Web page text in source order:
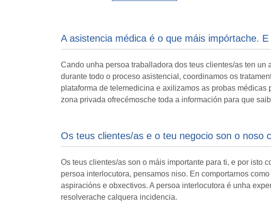
A asistencia médica é o que máis impórtache.
Cando unha persoa traballadora dos teus clientes/as ten
durante todo o proceso asistencial, coordinamos os
plataforma de telemedicina e axilizamos as probas
zona privada ofrecémosche toda a información para que
Os teus clientes/as e o teu negocio son o noso
Os teus clientes/as son o máis importante para ti, e por isto
persoa interlocutora, pensamos niso. En comportarnos
aspiracións e obxectivos. A persoa interlocutora é unha
resolverache calquera incidencia.